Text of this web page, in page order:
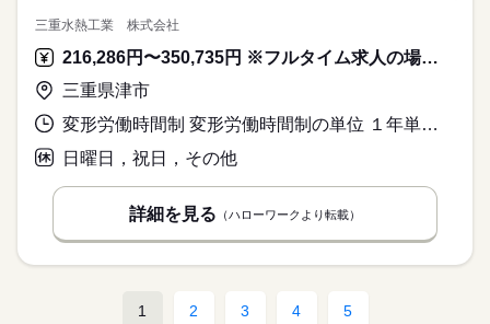
三重水熱工業 株式会社
216,286円〜350,735円 ※フルタイム求人の場合は月額（換算額）、パート求人の場合は時間額を表示しています。
三重県津市
変形労働時間制 変形労働時間制の単位 １年単位 就業時間１ 8時00分〜17時00分
日曜日，祝日，その他
詳細を見る （ハローワークより転載）
1 2 3 4 5